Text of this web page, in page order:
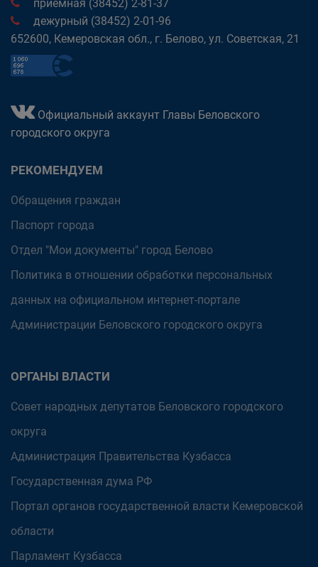
приёмная (38452) 2-81-37
дежурный (38452) 2-01-96
652600, Кемеровская обл., г. Белово, ул. Советская, 21
Официальный аккаунт Главы Беловского
городского округа
РЕКОМЕНДУЕМ
Обращения граждан
Паспорт города
Отдел "Мои документы" город Белово
Политика в отношении обработки персональных
данных на официальном интернет-портале
Администрации Беловского городского округа
ОРГАНЫ ВЛАСТИ
Совет народных депутатов Беловского городского
округа
Администрация Правительства Кузбасса
Государственная дума РФ
Портал органов государственной власти Кемеровской
области
Парламент Кузбасса